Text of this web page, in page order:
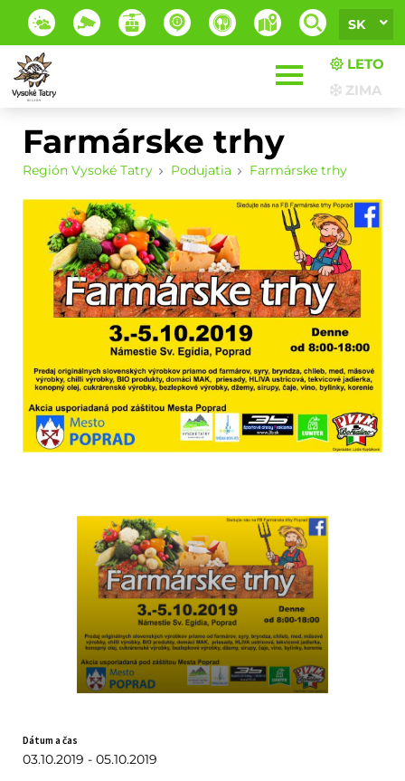
SK
LETO
ZIMA
Farmárske trhy
Región Vysoké Tatry Podujatia Farmárske trhy
Dátum a čas
03.10.2019 - 05.10.2019